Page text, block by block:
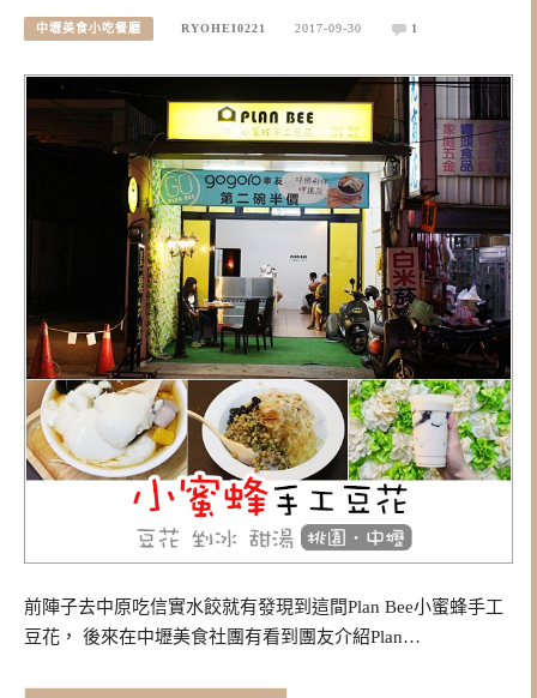
中壢美食小吃餐廳 RYOHEI0221 2017-09-30 1
前陣子去中原吃信實水餃就有發現到這間Plan Bee小蜜蜂手工
豆花， 後來在中壢美食社團有看到團友介紹Plan…